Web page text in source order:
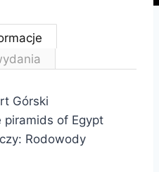
Górski
piramids of Egypt
Rodowody